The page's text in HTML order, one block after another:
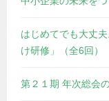
はじめてでも大丈
け研修」（全6回）
第２１期 年次総会